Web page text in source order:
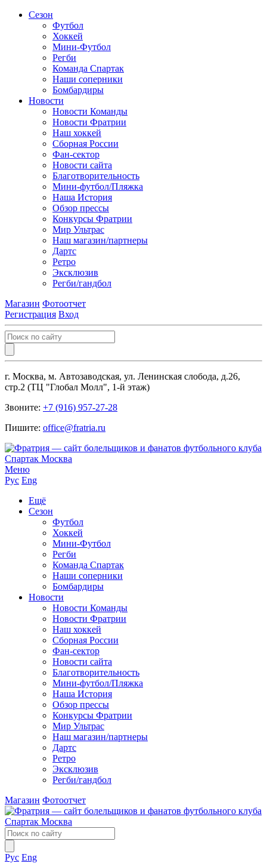
Сезон
Футбол
Хоккей
Мини-Футбол
Регби
Команда Спартак
Наши соперники
Бомбардиры
Новости
Новости Команды
Новости Фратрии
Наш хоккей
Сборная России
Фан-cектор
Новости сайта
Благотворительность
Мини-футбол/Пляжка
Наша История
Обзор прессы
Конкурсы Фратрии
Мир Ультрас
Наш магазин/партнеры
Дартс
Ретро
Эксклюзив
Регби/гандбол
Магазин Фотоотчет
Регистрация Вход
г. Москва, м. Автозаводская, ул. Ленинская слобода, д.26,
стр.2 (ТЦ "Глобал Молл", 1-й этаж)
Звоните: +7 (916) 957-27-28
Пишите: office@fratria.ru
Меню
Рус Eng
Ещё
Сезон
Футбол
Хоккей
Мини-Футбол
Регби
Команда Спартак
Наши соперники
Бомбардиры
Новости
Новости Команды
Новости Фратрии
Наш хоккей
Сборная России
Фан-cектор
Новости сайта
Благотворительность
Мини-футбол/Пляжка
Наша История
Обзор прессы
Конкурсы Фратрии
Мир Ультрас
Наш магазин/партнеры
Дартс
Ретро
Эксклюзив
Регби/гандбол
Магазин Фотоотчет
Рус Eng